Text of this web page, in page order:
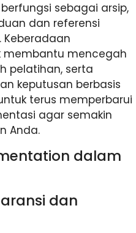
sebagai arsip,
dan referensi
Keberadaan
mencegah
pelatihan, serta
keputusan berbasis
terus memperbarui
agar semakin
Anda.
dalam
dan